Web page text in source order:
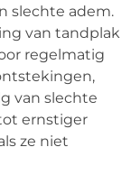
slechte adem.
van tandplak
regelmatig
van slechte
ernstiger
ze niet